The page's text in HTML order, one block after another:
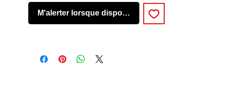
soigneusement réalisés, une posture dynamique
et une expression intense qui reflète la
transformation de Gohan en un puissant
d'authenticité à cette représentation
M'alerter lorsque disponible